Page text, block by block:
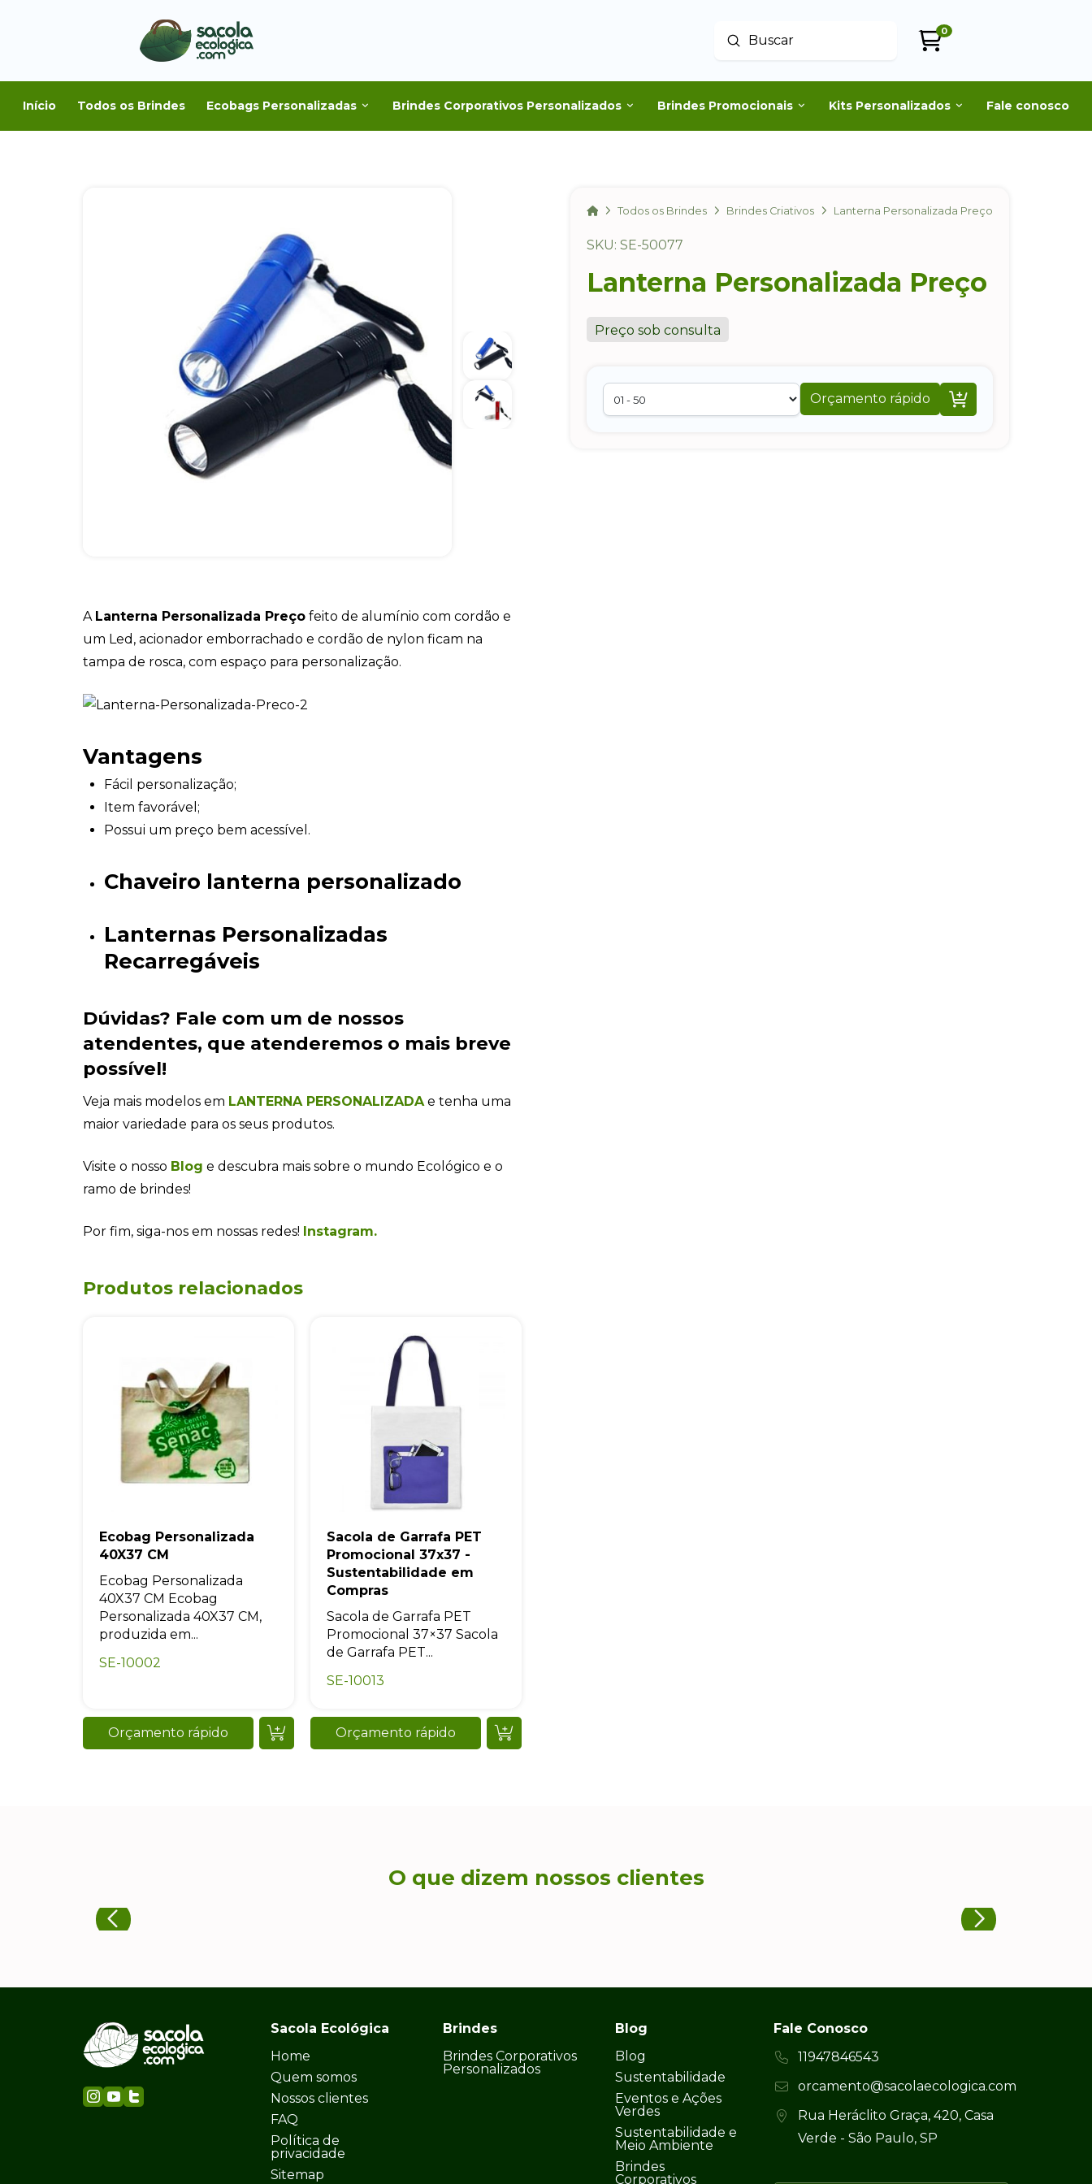
Buscar
Enviar
0
Início Todos os Brindes Ecobags Personalizadas Brindes Corporativos Personalizados Brindes Promocionais Kits Personalizados Fale conosco
HomeTodos os Brindes Brindes Criativos Lanterna Personalizada Preço
SKU: SE-50077
Lanterna Personalizada Preço
Preço sob consulta
Orçamento rápido 
A Lanterna Personalizada Preço feito de alumínio com cordão e
um Led, acionador emborrachado e cordão de nylon ficam na
tampa de rosca, com espaço para personalização.
Vantagens
Fácil personalização;
Item favorável;
Possui um preço bem acessível.
Chaveiro lanterna personalizado
Lanternas Personalizadas
Recarregáveis
Dúvidas? Fale com um de nossos
atendentes, que atenderemos o mais breve
possível!
Veja mais modelos em LANTERNA PERSONALIZADAe tenha uma
maior variedade para os seus produtos.
Visite o nosso Blog e descubra mais sobre o mundo Ecológico e o
ramo de brindes!
Por fim, siga-nos em nossas redes! Instagram.
Produtos relacionados
Ecobag Personalizada
40X37 CM
Ecobag Personalizada
40X37 CM Ecobag
Personalizada 40X37 CM,
produzida em...
SE-10002
Orçamento rápido
Sacola de Garrafa PET
Promocional 37x37 -
Sustentabilidade em
Compras
Sacola de Garrafa PET
Promocional 37×37 Sacola
de Garrafa PET...
SE-10013
Orçamento rápido
O que dizem nossos clientes
Sacola Ecológica
Home
Quem somos
Nossos clientes
FAQ
Política de
privacidade
Sitemap
Brindes
Brindes Corporativos
Personalizados
Blog
Blog
Sustentabilidade
Eventos e Ações
Verdes
Sustentabilidade e
Meio Ambiente
Brindes
Corporativos
Fale Conosco
11947846543
orcamento@sacolaecologica.com
Rua Heráclito Graça, 420, Casa
Verde - São Paulo, SP
+55